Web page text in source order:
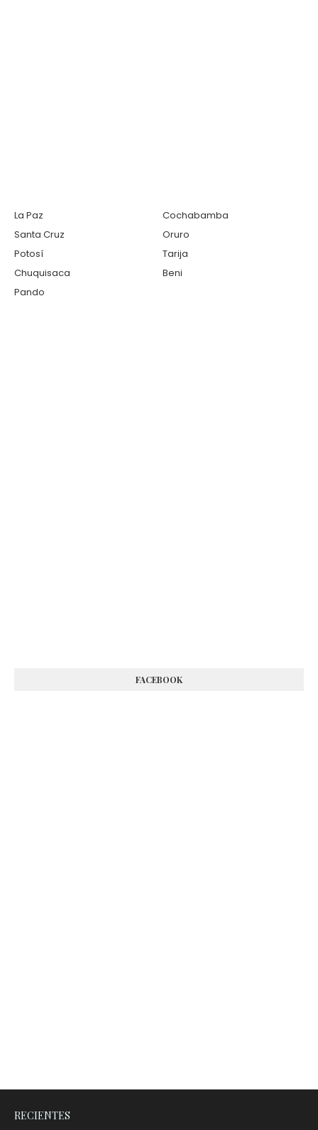
La Paz
Cochabamba
Santa Cruz
Oruro
Potosí
Tarija
Chuquisaca
Beni
Pando
FACEBOOK
RECIENTES